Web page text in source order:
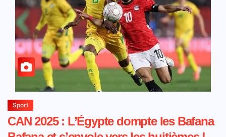
Sport
CAN 2025 : L’Égypte dompte les Bafana